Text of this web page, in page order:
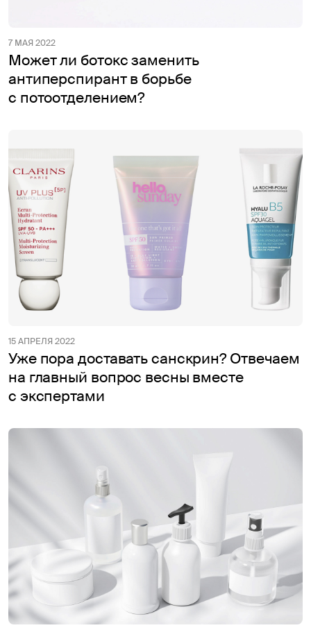
7 МАЯ 2022
Может ли ботокс заменить
антиперспирант в борьбе
с потоотделением?
15 АПРЕЛЯ 2022
Уже пора доставать санскрин? Отвечаем
на главный вопрос весны вместе
с экспертами